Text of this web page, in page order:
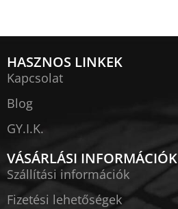
HASZNOS LINKEK
Kapcsolat
Blog
GY.I.K.
VÁSÁRLÁSI INFORMÁCIÓK
Szállítási információk
Fizetési lehetőségek